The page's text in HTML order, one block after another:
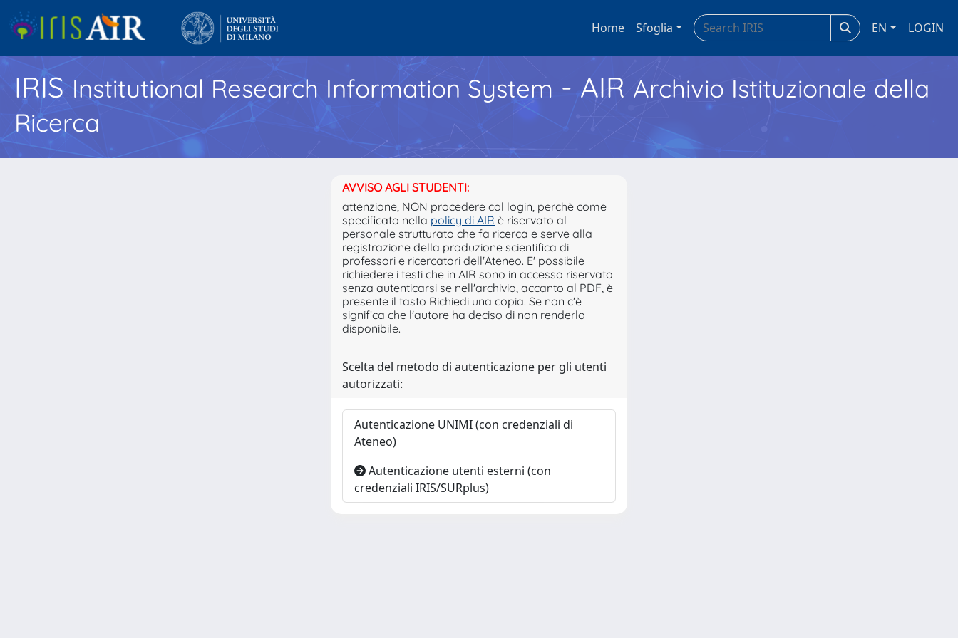
Home Sfoglia EN LOGIN
IRISInstitutional Research Information System - AIR Archivio Istituzionale della
Ricerca
AVVISO AGLI STUDENTI:
attenzione, NON procedere col login, perchè come
specificato nella policy di AIR è riservato al
personale strutturato che fa ricerca e serve alla
registrazione della produzione scientifica di
professori e ricercatori dell'Ateneo. E' possibile
richiedere i testi che in AIR sono in accesso riservato
senza autenticarsi se nell'archivio, accanto al PDF, è
presente il tasto Richiedi una copia. Se non c'è
significa che l'autore ha deciso di non renderlo
disponibile.
Scelta del metodo di autenticazione per gli utenti
autorizzati:
Autenticazione UNIMI (con credenziali di
Ateneo)
Autenticazione utenti esterni (con
credenziali IRIS/SURplus)